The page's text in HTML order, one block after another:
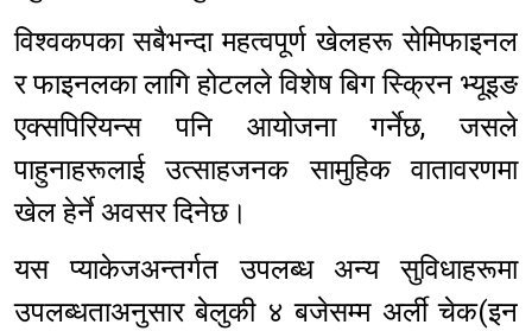
विश्वकपका सबैभन्दा महत्वपूर्ण खेलहरू सेमिफाइनल
र फाइनलका लागि होटलले विशेष बिग स्क्रिन भ्यूइङ
एक्सपिरियन्स पनि आयोजना गर्नेछ, जसले
पाहुनाहरूलाई उत्साहजनक सामुहिक वातावरणमा
खेल हेर्ने अवसर दिनेछ।
यस प्याकेजअन्तर्गत उपलब्ध अन्य सुविधाहरूमा
उपलब्धताअनुसार बेलुकी ४ बजेसम्म अर्ली चेक(इन